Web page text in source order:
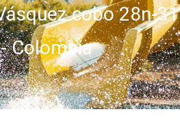
cobo 28n-31
Colombia